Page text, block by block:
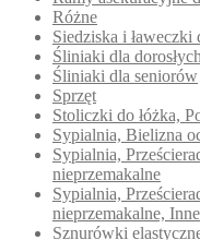
Różne
Siedziska i ławeczki
Śliniaki dla
Śliniaki dla seniorów
Sprzęt
Stoliczki do łóżka,
Sypialnia, Bielizna
Sypialnia,
nieprzemakalne
Sypialnia,
nieprzemakalne,
Sznurówki